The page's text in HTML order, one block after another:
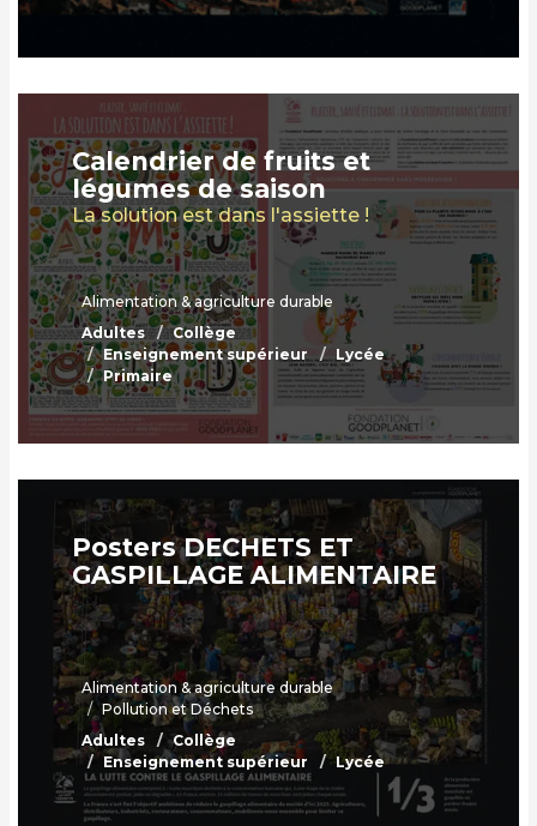
Calendrier de fruits et
légumes de saison
La solution est dans l'assiette !
Alimentation & agriculture durable
Adultes
Collège
Enseignement supérieur
Lycée
Primaire
Posters DECHETS ET
GASPILLAGE ALIMENTAIRE
Alimentation & agriculture durable
Pollution et Déchets
Adultes
Collège
Enseignement supérieur
Lycée